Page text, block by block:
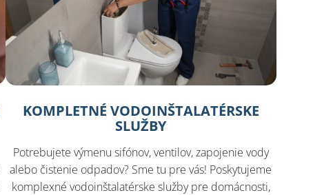
KOMPLETNÉ VODOINŠTALATÉRSKE
SLUŽBY
Potrebujete výmenu sifónov, ventilov, zapojenie vody
alebo čistenie odpadov? Sme tu pre vás! Poskytujeme
komplexné vodoinštalatérske služby pre domácnosti,